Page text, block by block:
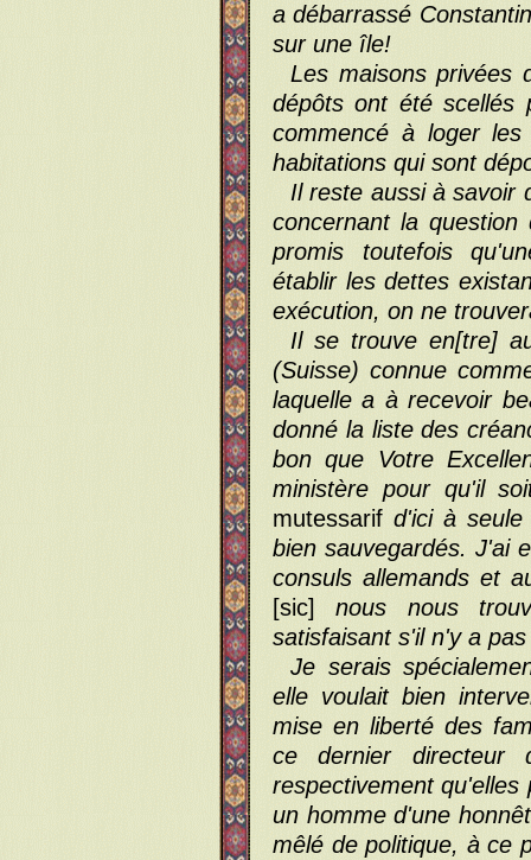
a débarrassé
sur une île!
Les maisons privées
dépôts ont été scellés
commencé à loger
habitations qui sont
Il reste aussi à savoir
concernant la
promis toutefois
établir les dettes
exécution, on ne
Il se trouve en[tre]
(Suisse) connue
laquelle a à recevoir
donné la liste des
bon que Votre
ministère pour qu'il
mutessarif d'ici à
bien sauvegardés. J'ai
consuls allemands et
[sic]nous nous
satisfaisant s'il n'y a
Je serais
elle voulait bien
mise en liberté des
ce dernier directeur
respectivement
un homme d'une
mêlé de politique, à ce